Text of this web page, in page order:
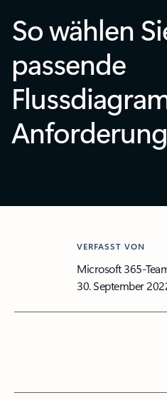
So wählen
passende
VERFASST VON
Microsoft 365-
30. September